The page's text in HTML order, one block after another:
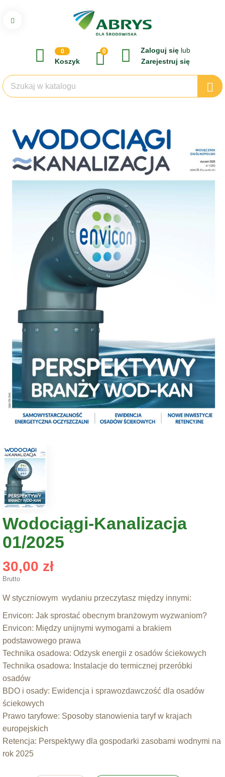
0
Koszyk
0 Zaloguj się lub
Zarejestruj się
Wodociągi-Kanalizacja
01/2025
30,00 zł
Brutto
W styczniowym wydaniu przeczytasz między innymi:
Envicon: Jak sprostać obecnym branżowym wyzwaniom?
Envicon: Między unijnymi wymogami a brakiem
podstawowego prawa
Technika osadowa: Odzysk energii z osadów ściekowych
Technika osadowa: Instalacje do termicznej przeróbki
osadów
BDO i osady: Ewidencja i sprawozdawczość dla osadów
ściekowych
Prawo taryfowe: Sposoby stanowienia taryf w krajach
europejskich
Retencja: Perspektywy dla gospodarki zasobami wodnymi na
rok 2025